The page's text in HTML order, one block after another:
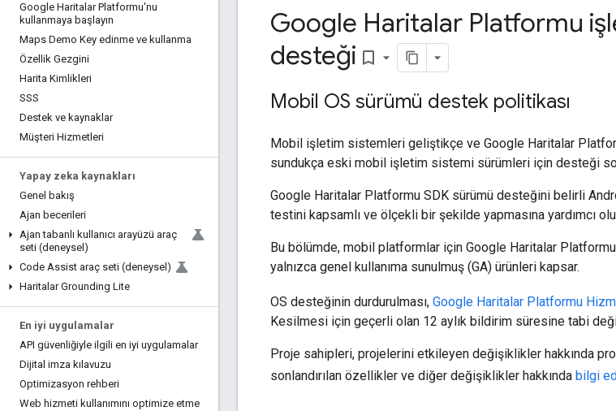
Google Haritalar Platformu'nu
kullanmaya başlayın
Maps Demo Key edinme ve kullanma
Özellik Gezgini
Harita Kimlikleri
SSS
Destek ve kaynaklar
Müşteri Hizmetleri
Yapay zeka kaynakları
Genel bakış
Ajan becerileri
Ajan tabanlı kullanıcı arayüzü araç
seti (deneysel)
Code Assist araç seti (deneysel)
Haritalar Grounding Lite
En iyi uygulamalar
API güvenliğiyle ilgili en iyi uygulamalar
Dijital imza kılavuzu
Optimizasyon rehberi
Web hizmeti kullanımını optimize etme
Google Haritalar Platformu
desteği bookmark_border
Mobil OS sürümü destek politikası
Mobil işletim sistemleri geliştikçe ve Google Haritalar
sundukça eski mobil işletim sistemi sürümleri için desteği
Google Haritalar Platformu SDK sürümü desteğini belirli
testini kapsamlı ve ölçekli bir şekilde yapmasına yardımcı
Bu bölümde, mobil platformlar için Google Haritalar
yalnızca genel kullanıma sunulmuş (GA) ürünleri kapsar.
OS desteğinin durdurulması, Google Haritalar Platformu
Kesilmesi için geçerli olan 12 aylık bildirim süresine tabi
Proje sahipleri, projelerini etkileyen değişiklikler hakkında
sonlandırılan özellikler ve diğer değişiklikler hakkında bilgi